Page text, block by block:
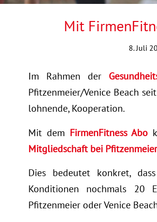
Mit
8. Juli
Im Rahmen der
Pfitzenmeier/Venice Beach
lohnende, Kooperation.
Mit dem FirmenFitness Abo
Mitgliedschaft bei
Dies bedeutet konkret,
Konditionen nochmals 20
Pfitzenmeier oder Venice